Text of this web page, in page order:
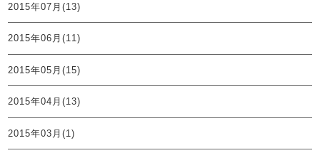
2015年07月(13)
2015年06月(11)
2015年05月(15)
2015年04月(13)
2015年03月(1)